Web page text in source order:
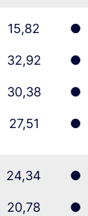
15,82
32,92
30,38
27,51
●
●
●
●
24,34
20,78
●
●